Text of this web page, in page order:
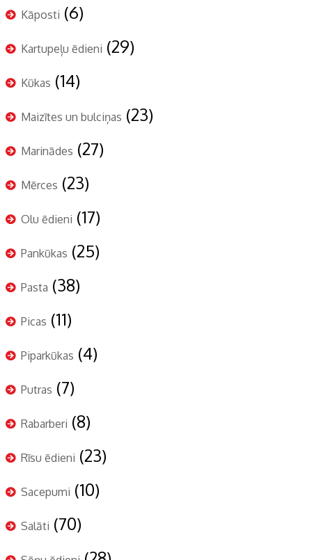
Kāposti (6)
Kartupeļu ēdieni (29)
Kūkas (14)
Maizītes un bulciņas (23)
Marinādes (27)
Mērces (23)
Olu ēdieni (17)
Pankūkas (25)
Pasta (38)
Picas (11)
Piparkūkas (4)
Putras (7)
Rabarberi (8)
Rīsu ēdieni (23)
Sacepumi (10)
Salāti (70)